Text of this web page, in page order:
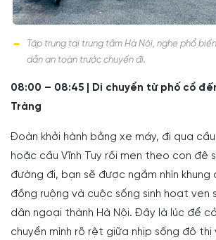
Tập trung tại trung tâm Hà Nội, nghe phổ
dẫn an toàn trước chuyến đi.
08:00 – 08:45 | Di chuyển từ phố cổ
Tràng
Đoàn khởi hành bằng xe máy, đi qua
hoặc cầu Vĩnh Tuy rồi men theo con đê
đường đi, bạn sẽ được ngắm nhìn khung
đồng ruộng và cuộc sống sinh hoạt ven
dân ngoại thành Hà Nội. Đây là lúc để
chuyển mình rõ rệt giữa nhịp sống đô thị